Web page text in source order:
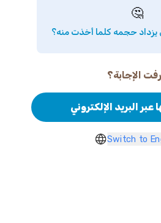
🤔
يزداد حجمه كلما أخذت منه؟
الإجابة؟
عبر البريد الإلكتروني
Switch to